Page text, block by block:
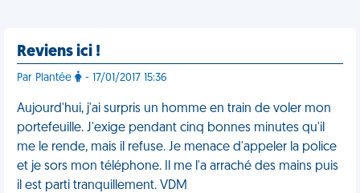
Reviens ici !
Par Plantée - 17/01/2017 15:36
Aujourd'hui, j'ai surpris un homme en train de voler mon
portefeuille. J'exige pendant cinq bonnes minutes qu'il
me le rende, mais il refuse. Je menace d'appeler la police
et je sors mon téléphone. Il me l'a arraché des mains puis
il est parti tranquillement. VDM